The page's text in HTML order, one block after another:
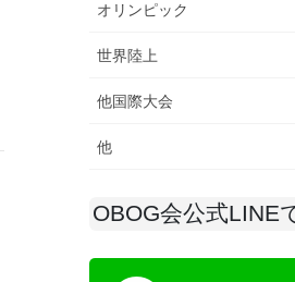
オリンピック
世界陸上
他国際大会
他
OBOG会公式LINE